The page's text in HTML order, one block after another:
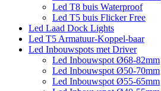
Led T8 buis Waterproof
Led T5 buis Flicker Free
Led Laad Dock Lights
Led T5 Armatuur-Koppel-baar
Led Inbouwspots met Driver
Led Inbouwspot Ø68-82mm
Led Inbouwspot Ø50-70mm
Led Inbouwspot Ø55-65mm